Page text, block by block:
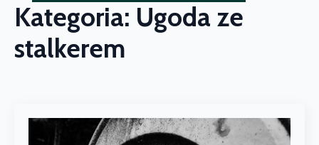
Kategoria: Ugoda ze
stalkerem